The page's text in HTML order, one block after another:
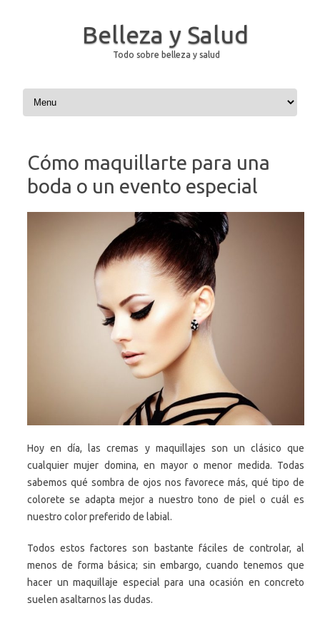
Belleza y Salud
Todo sobre belleza y salud
Saltar al contenido
Cómo maquillarte para una
boda o un evento especial
Hoy en día, las cremas y maquillajes son un clásico que
cualquier mujer domina, en mayor o menor medida. Todas
sabemos qué sombra de ojos nos favorece más, qué tipo de
colorete se adapta mejor a nuestro tono de piel o cuál es
nuestro color preferido de labial.
Todos estos factores son bastante fáciles de controlar, al
menos de forma básica; sin embargo, cuando tenemos que
hacer un maquillaje especial para una ocasión en concreto
suelen asaltarnos las dudas.